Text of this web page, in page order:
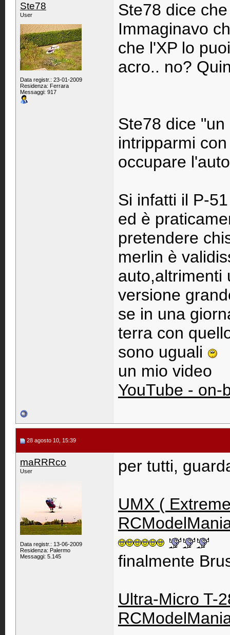
Ste78
User
Data registr.: 23-01-2009
Residenza: Ferrara
Messaggi: 917
Ste78 dice
Immaginavo
che l'XP lo
acro.. no?
Ste78 dice
intripparmi
occupare
Si infatti il P-
ed è
pretendere
merlin è
auto,altrimenti
versione
se in una
terra con
sono uguali
un mio video
YouTube - on-
28 agosto 10, 15:39
maRRRco
User
Data registr.: 13-06-2009
Residenza: Palermo
Messaggi: 5.145
per tutti,
UMX (
finalmente
Ultra-Micro T-